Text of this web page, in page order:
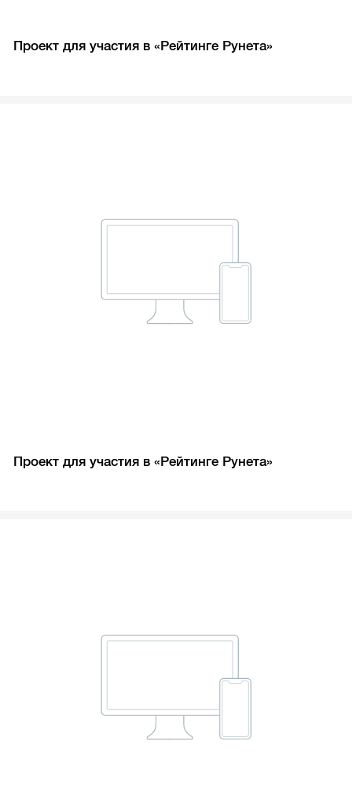
Проект для участия в «Рейтинге Рунета»
Проект для участия в «Рейтинге Рунета»